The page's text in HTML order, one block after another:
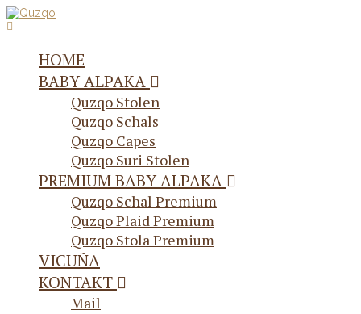
HOME
BABY ALPAKA
Quzqo Stolen
Quzqo Schals
Quzqo Capes
Quzqo Suri Stolen
PREMIUM BABY ALPAKA
Quzqo Schal Premium
Quzqo Plaid Premium
Quzqo Stola Premium
VICUÑA
KONTAKT
Mail